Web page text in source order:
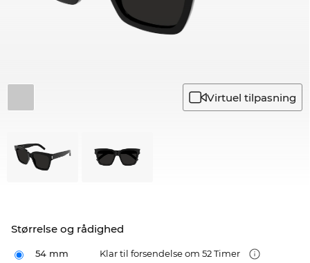
Virtuel tilpasning
Størrelse og rådighed
54 mm Klar til forsendelse om 52 Timer